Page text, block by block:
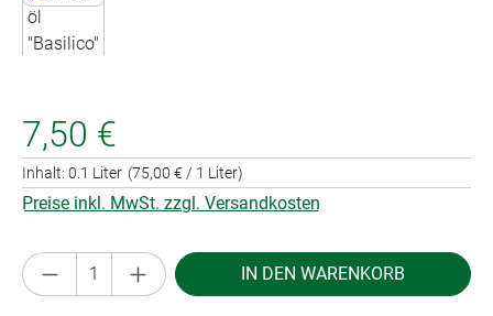
7,50 €
Inhalt: 0.1 Liter (75,00 € / 1 Liter)
Preise inkl. MwSt. zzgl. Versandkosten
Produkt Anzahl: Gib den gewünschten Wert
IN DEN WARENKORB